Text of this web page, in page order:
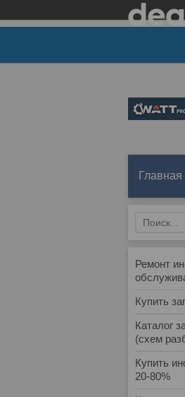
Главная
Ремонт
Купить
Каталог
(схем
Купить
20-80%